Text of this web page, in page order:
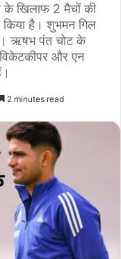
खिलाफ 2 मैचों की
किया है। शुभमन गिल
ऋषभ पंत चोट के
और एन
2 minutes read